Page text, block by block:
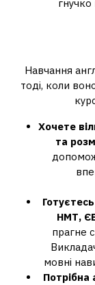
Навчання
тоді, коли
Хочете
та
НМТ,
прагне
мовні
Потрібна